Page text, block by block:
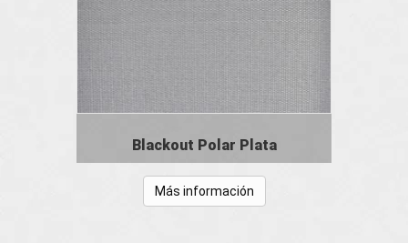
Blackout Polar Plata
Más información